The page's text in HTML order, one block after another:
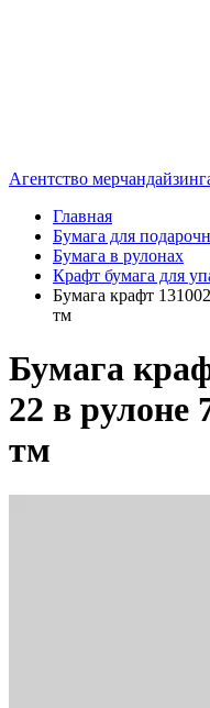
Агентство
Главная
Бумага для
Бумага в рулонах
Крафт бумага для
Бумага крафт
тм
Бумага
22 в рулоне
тм